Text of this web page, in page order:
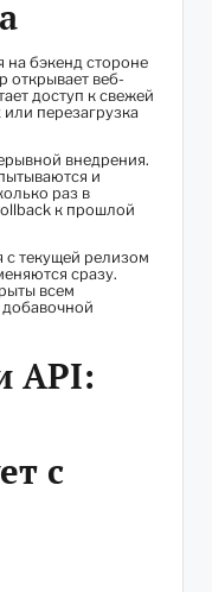
на бэкенд стороне
открывает веб-
доступ к свежей
перезагрузка
внедрения.
и
раз в
к прошлой
с текущей релизом
сразу.
всем
API:
с